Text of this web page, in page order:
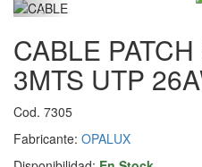
CABLE
3MTS UTP
Cod. 7305
Fabricante: OPALUX